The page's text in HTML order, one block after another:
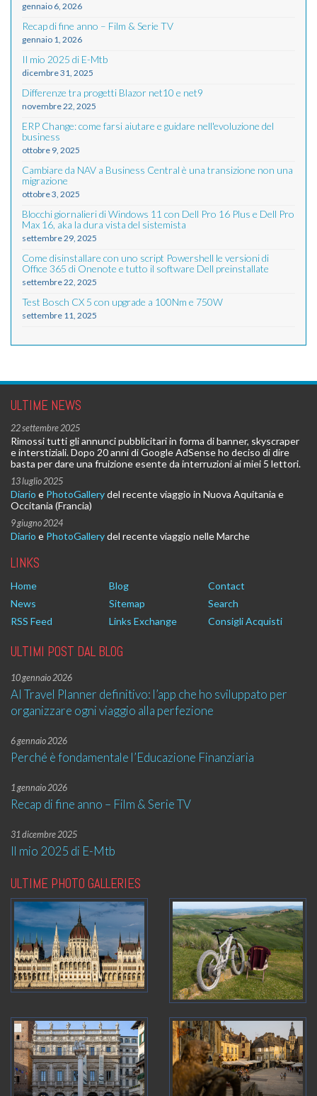
gennaio 6, 2026
Recap di fine anno – Film & Serie TV
gennaio 1, 2026
Il mio 2025 di E-Mtb
dicembre 31, 2025
Differenze tra progetti Blazor net10 e net9
novembre 22, 2025
ERP Change: come farsi aiutare e guidare nell'evoluzione del
business
ottobre 9, 2025
Cambiare da NAV a Business Central è una transizione non una
migrazione
ottobre 3, 2025
Blocchi giornalieri di Windows 11 con Dell Pro 16 Plus e Dell Pro
Max 16, aka la dura vista del sistemista
settembre 29, 2025
Come disinstallare con uno script Powershell le versioni di
Office 365 di Onenote e tutto il software Dell preinstallate
settembre 22, 2025
Test Bosch CX 5 con upgrade a 100Nm e 750W
settembre 11, 2025
ULTIME NEWS
22 settembre 2025
Rimossi tutti gli annunci pubblicitari in forma di banner, skyscraper
e interstiziali. Dopo 20 anni di Google AdSense ho deciso di dire
basta per dare una fruizione esente da interruzioni ai miei 5 lettori.
13 luglio 2025
Diario e PhotoGallerydel recente viaggio in Nuova Aquitania e
Occitania (Francia)
9 giugno 2024
Diario e PhotoGallerydel recente viaggio nelle Marche
LINKS
Home Blog
Contact
News
Sitemap
Search
RSS Feed
Links Exchange Consigli Acquisti
ULTIMI POST DAL BLOG
10 gennaio 2026
AI Travel Planner definitivo: l’app che ho sviluppato per
organizzare ogni viaggio alla perfezione
6 gennaio 2026
Perché è fondamentale l’Educazione Finanziaria
1 gennaio 2026
Recap di fine anno – Film & Serie TV
31 dicembre 2025
Il mio 2025 di E-Mtb
ULTIME PHOTO GALLERIES